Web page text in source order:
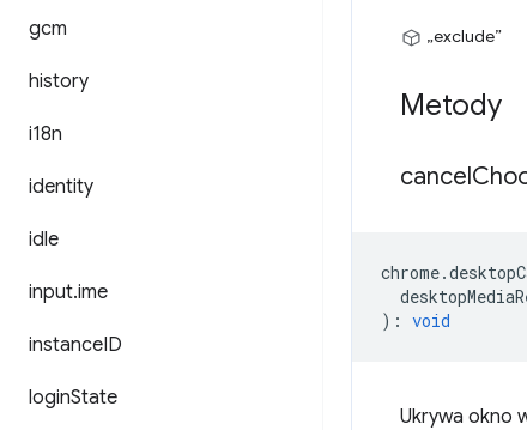
gcm
history
i18n
identity
idle
input.ime
instanceID
loginState
„exclude”
Metody
cancel
chrome.
) : void
Ukrywa okno